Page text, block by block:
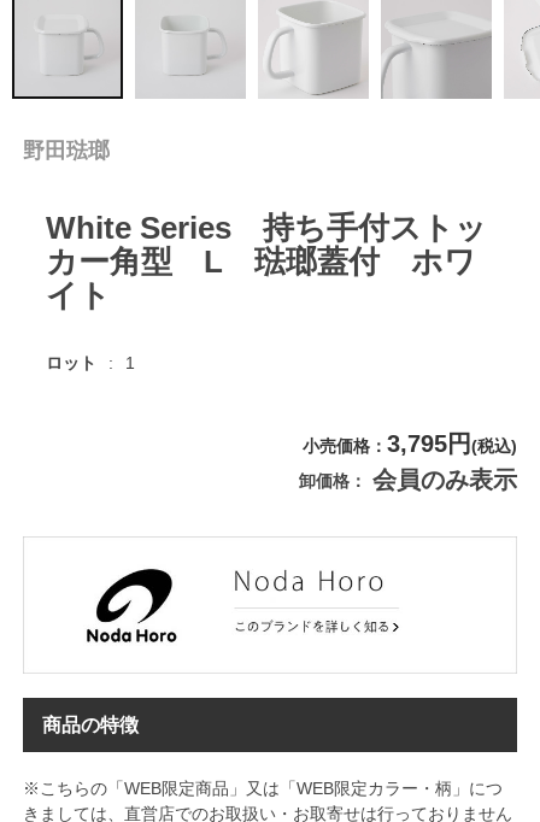
野田琺瑯
White Series 持ち手付ストッ
カー角型 L 琺瑯蓋付 ホワ
イト
ロット 1
小売価格 3,795円(税込)
卸価格
会員のみ表示
商品の特徴
※こちらの「WEB限定商品」又は「WEB限定カラー・柄」につ
きましては、直営店でのお取扱い・お取寄せは行っておりません